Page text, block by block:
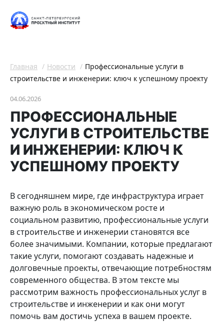
Главная Новости
Профессиональные услуги в
строительстве и инженерии: ключ к успешному проекту
04.06.2026
ПРОФЕССИОНАЛЬНЫЕ
УСЛУГИ В СТРОИТЕЛЬСТВЕ
И ИНЖЕНЕРИИ: КЛЮЧ К
УСПЕШНОМУ ПРОЕКТУ
В сегодняшнем мире, где инфраструктура играет
важную роль в экономическом росте и
социальном развитию, профессиональные услуги
в строительстве и инженерии становятся все
более значимыми. Компании, которые предлагают
такие услуги, помогают создавать надежные и
долговечные проекты, отвечающие потребностям
современного общества. В этом тексте мы
рассмотрим важность профессиональных услуг в
строительстве и инженерии и как они могут
помочь вам достичь успеха в вашем проекте.